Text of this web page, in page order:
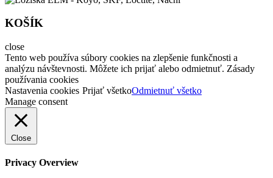
KOŠÍK
close
Tento web používa súbory cookies na zlepšenie funkčnosti a
analýzu návštevnosti. Môžete ich prijať alebo odmietnuť. Zásady
používania cookies
Nastavenia cookies Prijať všetkoOdmietnuť všetko
Manage consent
Close
Privacy Overview